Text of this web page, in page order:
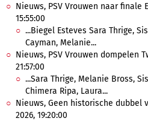
Nieuws, PSV Vrouwen naar finale
15:55:00
...Biegel Esteves Sara Thrige,
Cayman, Melanie...
Nieuws, PSV Vrouwen dompelen
21:57:00
...Sara Thrige, Melanie Bross,
Chimera Ripa, Laura...
Nieuws, Geen historische dubbel
2026, 19:20:00